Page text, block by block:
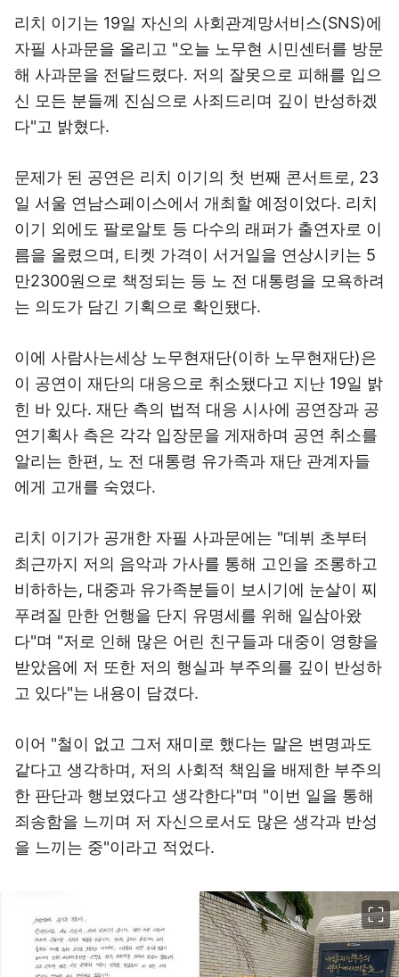
리치 이기는 19일 자신의 사회관계망서비스(SNS)에
자필 사과문을 올리고 "오늘 노무현 시민센터를 방문
해 사과문을 전달드렸다. 저의 잘못으로 피해를 입으
신 모든 분들께 진심으로 사죄드리며 깊이 반성하겠
다"고 밝혔다.
문제가 된 공연은 리치 이기의 첫 번째 콘서트로, 23
일 서울 연남스페이스에서 개최할 예정이었다. 리치
이기 외에도 팔로알토 등 다수의 래퍼가 출연자로 이
름을 올렸으며, 티켓 가격이 서거일을 연상시키는 5
만2300원으로 책정되는 등 노 전 대통령을 모욕하려
는 의도가 담긴 기획으로 확인됐다.
이에 사람사는세상 노무현재단(이하 노무현재단)은
이 공연이 재단의 대응으로 취소됐다고 지난 19일 밝
힌 바 있다. 재단 측의 법적 대응 시사에 공연장과 공
연기획사 측은 각각 입장문을 게재하며 공연 취소를
알리는 한편, 노 전 대통령 유가족과 재단 관계자들
에게 고개를 숙였다.
리치 이기가 공개한 자필 사과문에는 "데뷔 초부터
최근까지 저의 음악과 가사를 통해 고인을 조롱하고
비하하는, 대중과 유가족분들이 보시기에 눈살이 찌
푸려질 만한 언행을 단지 유명세를 위해 일삼아왔
다"며 "저로 인해 많은 어린 친구들과 대중이 영향을
받았음에 저 또한 저의 행실과 부주의를 깊이 반성하
고 있다"는 내용이 담겼다.
이어 "철이 없고 그저 재미로 했다는 말은 변명과도
같다고 생각하며, 저의 사회적 책임을 배제한 부주의
한 판단과 행보였다고 생각한다"며 "이번 일을 통해
죄송함을 느끼며 저 자신으로서도 많은 생각과 반성
을 느끼는 중"이라고 적었다.